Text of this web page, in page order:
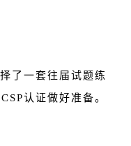
了一套往届试题练
认证做好准备。